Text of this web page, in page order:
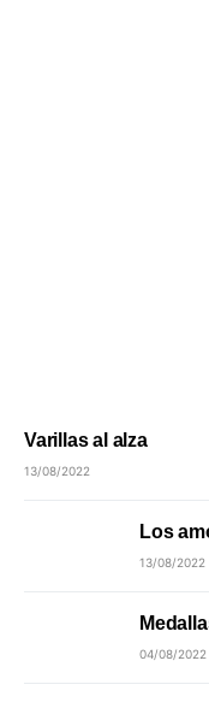
Varillas al alza
13/08/2022
Los
13/08/2022
04/08/2022